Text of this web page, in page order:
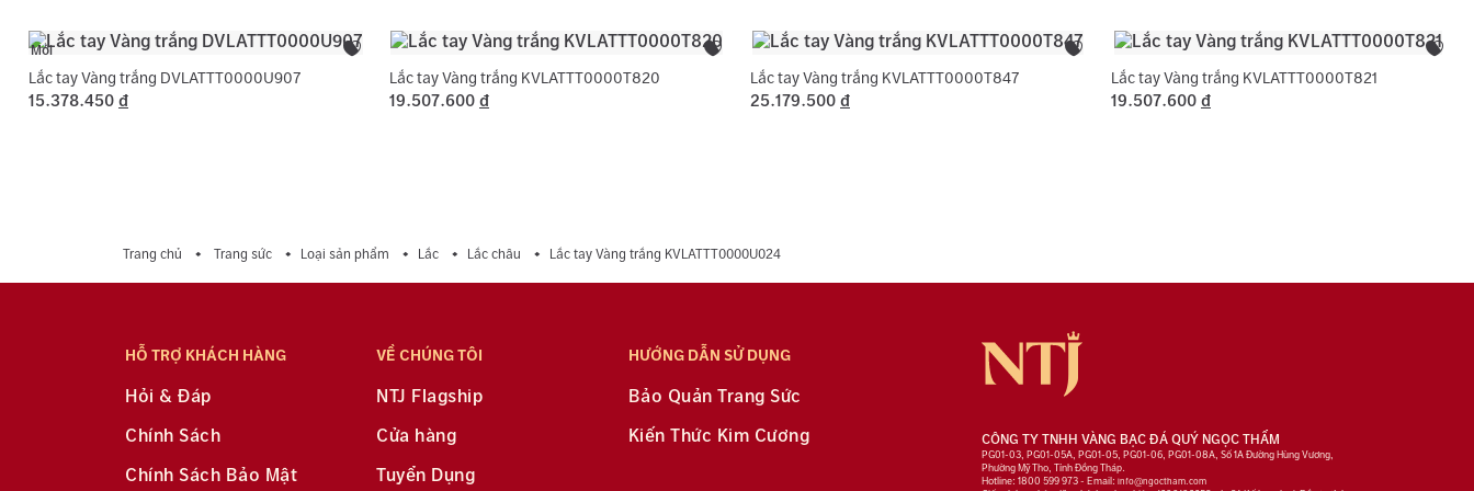
Mới
Lắc tay Vàng trắng DVLATTT0000U907
15.378.450 đ
Lắc tay Vàng trắng KVLATTT0000T820
19.507.600 đ
Lắc tay Vàng trắng KVLATTT0000T847
25.179.500 đ
Lắc tay Vàng trắng KVLATTT0000T821
19.507.600 đ
Trang chủ Trang sức Loại sản phẩm Lắc Lắc châu Lắc tay Vàng trắng KVLATTT0000U024
HỖ TRỢ KHÁCH HÀNG
Hỏi & Đáp
Chính Sách
Chính Sách Bảo Mật
VỀ CHÚNG TÔI
NTJ Flagship
Cửa hàng
Tuyển Dụng
HƯỚNG DẪN SỬ DỤNG
Bảo Quản Trang Sức
Kiến Thức Kim Cương
CÔNG TY TNHH VÀNG BẠC ĐÁ QUÝ NGỌC THẨM
PG01-03, PG01-05A, PG01-05, PG01-06, PG01-08A, Số 1A Đường Hùng Vương,
Phường Mỹ Tho, Tỉnh Đồng Tháp.
Hotline: 1800 599 973 - Email:info@ngoctham.com